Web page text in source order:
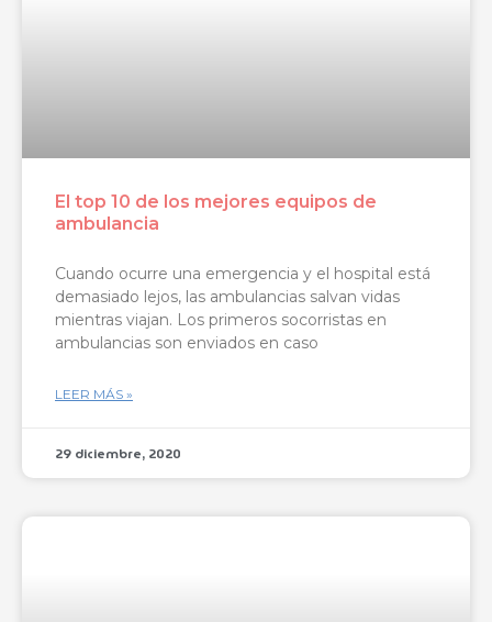
El top 10 de los mejores equipos de
ambulancia
Cuando ocurre una emergencia y el hospital está
demasiado lejos, las ambulancias salvan vidas
mientras viajan. Los primeros socorristas en
ambulancias son enviados en caso
LEER MÁS »
29 diciembre, 2020